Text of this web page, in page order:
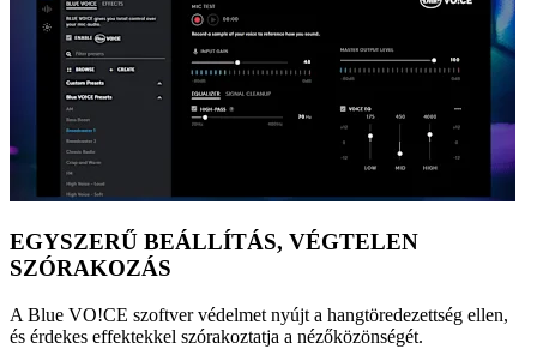
EGYSZERŰ BEÁLLÍTÁS, VÉGTELEN
SZÓRAKOZÁS
A Blue VO!CE szoftver védelmet nyújt a hangtöredezettség ellen,
és érdekes effektekkel szórakoztatja a nézőközönségét.